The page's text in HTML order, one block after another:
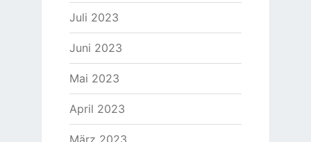
Juli 2023
Juni 2023
Mai 2023
April 2023
März 2023